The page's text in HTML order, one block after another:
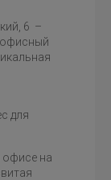
6 –
для
офисе на